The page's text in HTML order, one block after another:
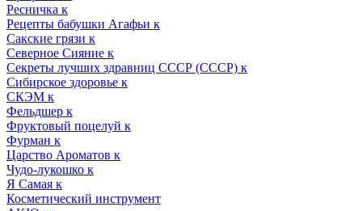
Ресничка к
Рецепты бабушки Агафьи к
Сакские грязи к
Северное Сияние к
Секреты лучших здравниц СССР (СССР) к
Сибирское здоровье к
СКЭМ к
Фельдшер к
Фруктовый поцелуй к
Фурман к
Царство Ароматов к
Чудо-лукошко к
Я Самая к
Косметический инструмент